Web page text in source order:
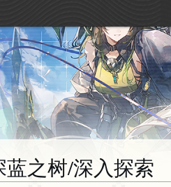
蓝之树/深入探索